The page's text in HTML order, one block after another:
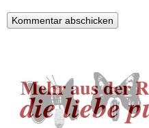
Mehr aus der
die liebe